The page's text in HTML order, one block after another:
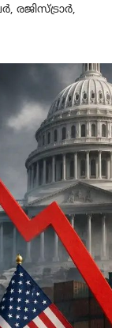
രജിസ്ട്രാർ,